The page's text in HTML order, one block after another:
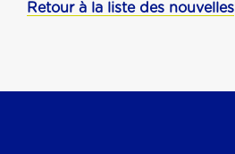
Retour à la liste des nouvelles